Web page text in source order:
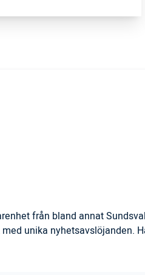
från bland annat
unika nyhetsavslöjanden.